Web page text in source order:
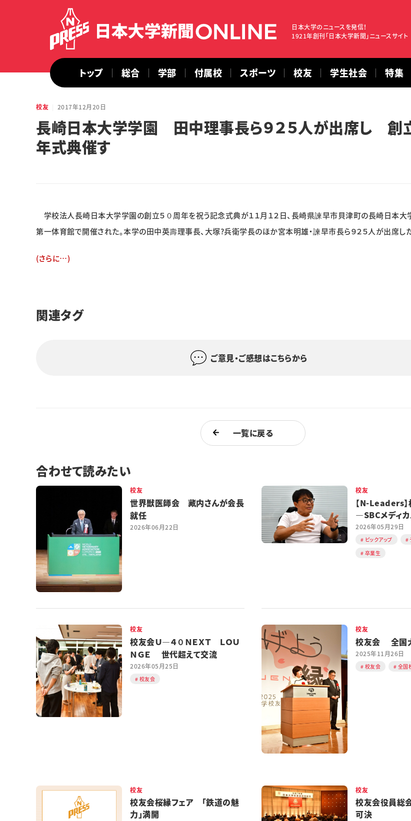
日本大学のニュースを発信！
1921年創刊「日本大学新聞」ニュースサイト
トップ 総合 学部 付属校 スポーツ 校友 学生社会 特集
校友 2017年12月20日
長崎日本大学学園 田中理事長ら９２５人が出席し 創
年式典催す
学校法人長崎日本大学学園の創立５０周年を祝う記念式典が１１月１２日、長崎県諫早市貝津町の長崎日本大
第一体育館で開催された。本学の田中英壽理事長、大塚?兵衛学長のほか宮本明雄・諫早市長ら９２５人が出席した
(さらに…)
関連タグ
ご意見・ご感想はこちらから
一覧に戻る
合わせて読みたい
校友
世界獣医師会 藏内さんが会長
就任
2026年06月22日
校友
【N-Leaders
―SBCメディ
ルディングス
2026年05月29日
ピックアップ
卒業生
校友
校友会Ｕ―４０ＮＥＸＴ ＬＯＵ
ＮＧＥ 世代超えて交流
2026年05月25日
校友会
校友
校友会 全国
2025年11月26日
校友会 全国
校友
校友会桜縁フェア 「鉄道の魅
力」満開
校友
校友会役員総
可決